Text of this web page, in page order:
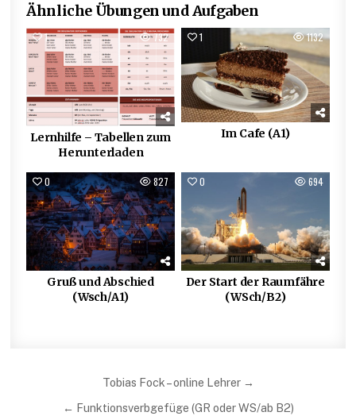
Ähnliche Übungen und Aufgaben
1 732
Lernhilfe – Tabellen zum
Herunterladen
1 1132
Im Cafe (A1)
0 827
Gruß und Abschied
(Wsch/A1)
0 694
Der Start der Raumfähre
(WSch/B2)
Beitragsnavigation
Tobias Fock – online Lehrer →
← Funktionsverbgefüge (GR oder WS/ab B2)